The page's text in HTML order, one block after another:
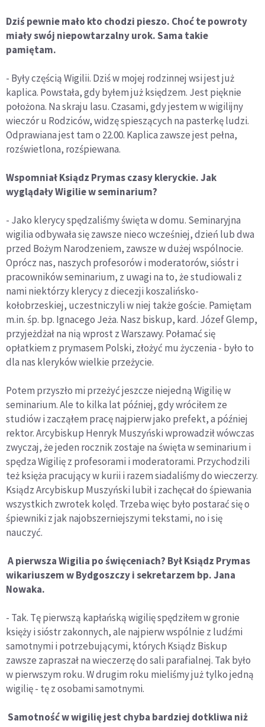
Dziś pewnie mało kto chodzi pieszo. Choć te powroty
miały swój niepowtarzalny urok. Sama takie
pamiętam.
- Były częścią Wigilii. Dziś w mojej rodzinnej wsi jest już
kaplica. Powstała, gdy byłem już księdzem. Jest pięknie
położona. Na skraju lasu. Czasami, gdy jestem w wigilijny
wieczór u Rodziców, widzę spieszących na pasterkę ludzi.
Odprawiana jest tam o 22.00. Kaplica zawsze jest pełna,
rozświetlona, rozśpiewana.
Wspomniał Ksiądz Prymas czasy kleryckie. Jak
wyglądały Wigilie w seminarium?
- Jako klerycy spędzaliśmy święta w domu. Seminaryjna
wigilia odbywała się zawsze nieco wcześniej, dzień lub dwa
przed Bożym Narodzeniem, zawsze w dużej wspólnocie.
Oprócz nas, naszych profesorów i moderatorów, sióstr i
pracowników seminarium, z uwagi na to, że studiowali z
nami niektórzy klerycy z diecezji koszalińsko-
kołobrzeskiej, uczestniczyli w niej także goście. Pamiętam
m.in. śp. bp. Ignacego Jeża. Nasz biskup, kard. Józef Glemp,
przyjeżdżał na nią wprost z Warszawy. Połamać się
opłatkiem z prymasem Polski, złożyć mu życzenia - było to
dla nas kleryków wielkie przeżycie.
Potem przyszło mi przeżyć jeszcze niejedną Wigilię w
seminarium. Ale to kilka lat później, gdy wróciłem ze
studiów i zacząłem pracę najpierw jako prefekt, a później
rektor. Arcybiskup Henryk Muszyński wprowadził wówczas
zwyczaj, że jeden rocznik zostaje na święta w seminarium i
spędza Wigilię z profesorami i moderatorami. Przychodzili
też księża pracujący w kurii i razem siadaliśmy do wieczerzy.
Ksiądz Arcybiskup Muszyński lubił i zachęcał do śpiewania
wszystkich zwrotek kolęd. Trzeba więc było postarać się o
śpiewniki z jak najobszerniejszymi tekstami, no i się
nauczyć.
A pierwsza Wigilia po święceniach? Był Ksiądz Prymas
wikariuszem w Bydgoszczy i sekretarzem bp. Jana
Nowaka.
- Tak. Tę pierwszą kapłańską wigilię spędziłem w gronie
księży i sióstr zakonnych, ale najpierw wspólnie z ludźmi
samotnymi i potrzebującymi, których Ksiądz Biskup
zawsze zapraszał na wieczerzę do sali parafialnej. Tak było
w pierwszym roku. W drugim roku mieliśmy już tylko jedną
wigilię - tę z osobami samotnymi.
Samotność w wigilię jest chyba bardziej dotkliwa niż